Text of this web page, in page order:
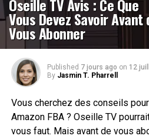
Oseille TV Avis : Ce Que
Vous Devez Savoir Avant
Vous Abonner
Published 7 jours ago on 12
By Jasmin T. Pharrell
Vous cherchez des conseils
Amazon FBA ? Oseille TV
vous faut. Mais avant de vous